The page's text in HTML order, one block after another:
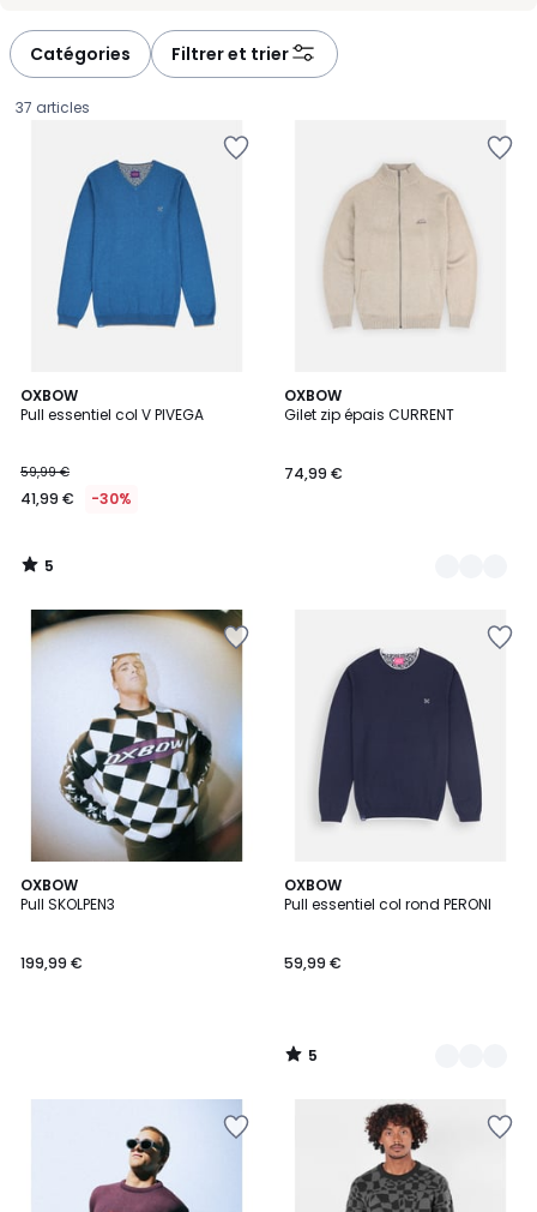
Catégories Filtrer et trier
37 articles
OXBOW
Pull essentiel col V PIVEGA
€
au
de
59,99
30%
de
59,99 €
41,99 € -30%
5
/
5
/
OXBOW
Gilet zip épais CURRENT
74,99 €
2
Couleurs
OXBOW
Pull SKOLPEN3
199,99 €
OXBOW
Pull essentiel col rond PERONI
59,99 €
5
/
3
Couleurs
5
/